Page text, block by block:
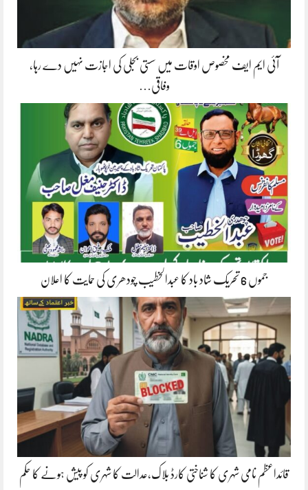
آئی ایم ایف مخصوص اوقات میں سستی بجلی کی اجازت نہیں دے رہا،
وفاقی…
جموں 6 تحریک شاد باد کا عبدالخطیب چودھری کی حمایت کا اعلان
قائداعظم نامی شہری کا شناختی کارڈ بلاک،عدالت کا شہری کو پیش ہونے کا حکم